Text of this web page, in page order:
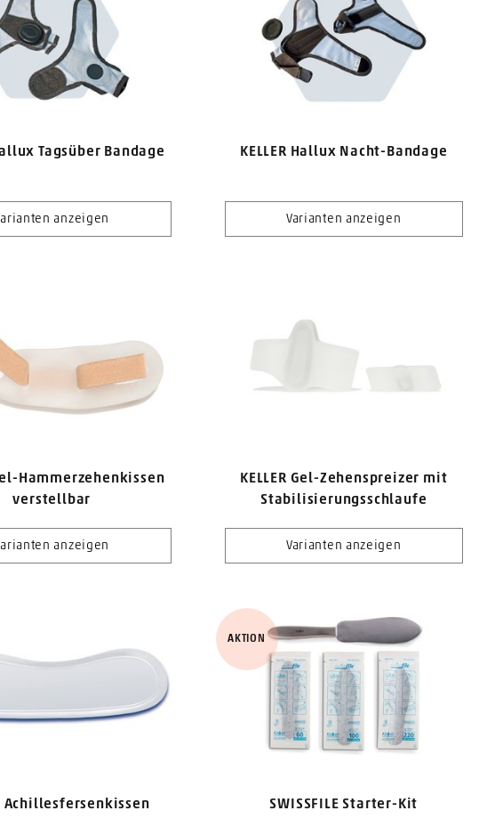
Tagsüber Bandage
anzeigen
KELLER Hallux Nacht-Bandage
Varianten anzeigen
Hammerzehenkissen
verstellbar
anzeigen
KELLER Gel-Zehenspreizer mit
Stabilisierungsschlaufe
Varianten anzeigen
Achillesfersenkissen SWISSFILE Starter-Kit
AKTION